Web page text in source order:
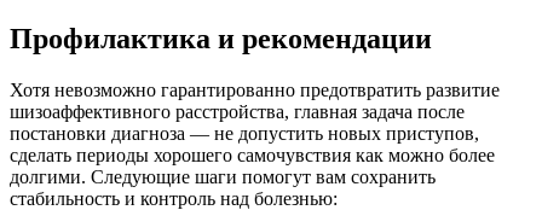
Профилактика и рекомендации
Хотя невозможно гарантированно предотвратить развитие
шизоаффективного расстройства, главная задача после
постановки диагноза — не допустить новых приступов,
сделать периоды хорошего самочувствия как можно более
долгими. Следующие шаги помогут вам сохранить
стабильность и контроль над болезнью: